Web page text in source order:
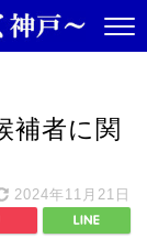
補者に関
2024年11月21日